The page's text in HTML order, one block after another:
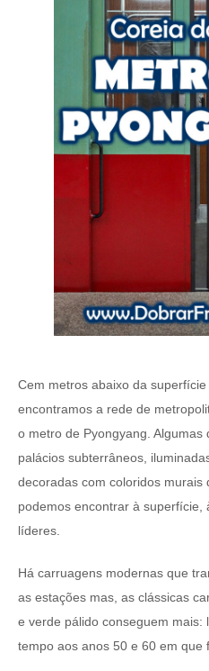
Cem metros abaixo da
encontramos a rede de
o metro de Pyongyang.
palácios subterrâneos,
decoradas com coloridos murais
podemos encontrar à superfície,
líderes.
Há carruagens modernas que
as estações mas, as clássicas
e verde pálido conseguem mais:
tempo aos anos 50 e 60 em que